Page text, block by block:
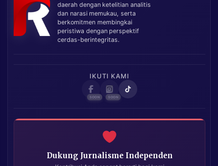
daerah dengan ketelitian analitis
dan narasi memukau, serta
berkomitmen membingkai
peristiwa dengan perspektif
cerdas-berintegritas.
IKUTI KAMI
Dukung Jurnalisme Independen